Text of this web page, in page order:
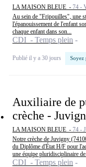
LA MAISON BLEUE - 74 -
Au sein de "Fripouilles", une
l'épanouissement de l'enfant
chaque enfant dans son...
CDI - Temps plein
Publié il y a 30 jours Soyez
Auxiliaire de
crèche -
LA MAISON BLEUE - 74 -
Notre crèche de Juvigny
du Diplôme d'État H/F pour
une équipe pluridisciplinaire de...
CDI - Temps plein